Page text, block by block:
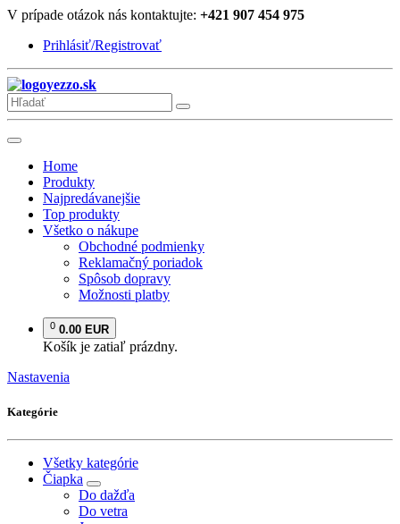
V prípade otázok nás kontaktujte: +421 907 454 975
Prihlásiť/Registrovať
yezzo.sk
Home
Produkty
Najpredávanejšie
Top produkty
Všetko o nákupe
Obchodné podmienky
Reklamačný poriadok
Spôsob dopravy
Možnosti platby
0 0.00 EUR
Košík je zatiaľ prázdny.
Nastavenia
Kategórie
Všetky kategórie
Čiapka
Do dažďa
Do vetra